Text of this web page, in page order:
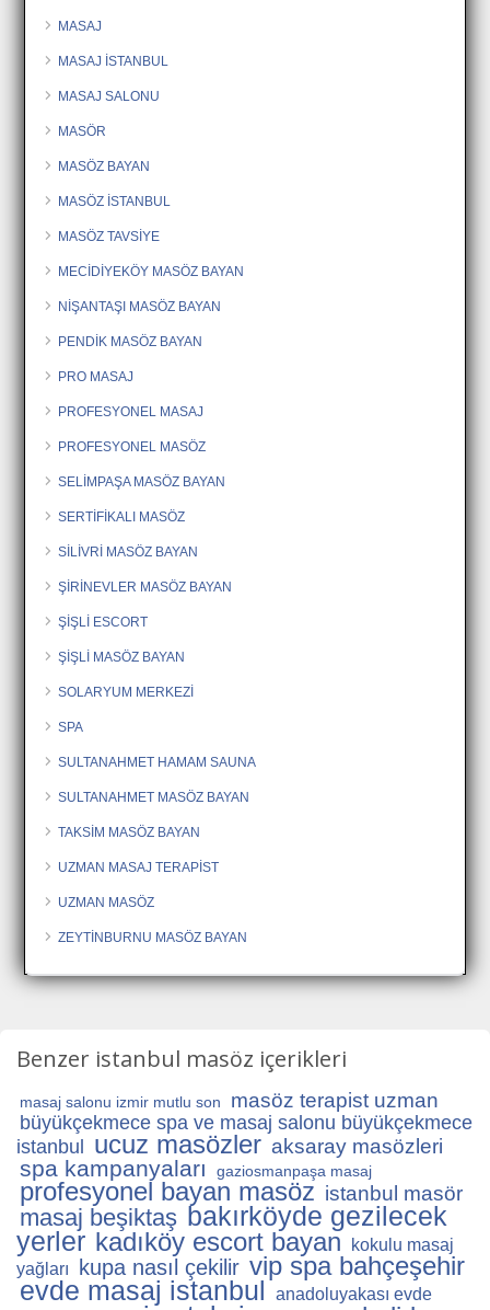
MASAJ
MASAJ İSTANBUL
MASAJ SALONU
MASÖR
MASÖZ BAYAN
MASÖZ İSTANBUL
MASÖZ TAVSİYE
MECİDİYEKÖY MASÖZ BAYAN
NİŞANTAŞI MASÖZ BAYAN
PENDİK MASÖZ BAYAN
PRO MASAJ
PROFESYONEL MASAJ
PROFESYONEL MASÖZ
SELİMPAŞA MASÖZ BAYAN
SERTİFİKALI MASÖZ
SİLİVRİ MASÖZ BAYAN
ŞİRİNEVLER MASÖZ BAYAN
ŞİŞLİ ESCORT
ŞİŞLİ MASÖZ BAYAN
SOLARYUM MERKEZİ
SPA
SULTANAHMET HAMAM SAUNA
SULTANAHMET MASÖZ BAYAN
TAKSİM MASÖZ BAYAN
UZMAN MASAJ TERAPİST
UZMAN MASÖZ
ZEYTİNBURNU MASÖZ BAYAN
Benzer istanbul masöz içerikleri
masaj salonu izmir mutlu son masöz terapist uzman
büyükçekmece spa ve masaj salonu büyükçekmece
istanbul ucuz masözler aksaray masözleri
spa kampanyaları gaziosmanpaşa masaj
profesyonel bayan masöz istanbul masör
masaj beşiktaş bakırköyde gezilecek
yerler kadıköy escort bayan
kokulu masaj
yağları
kupa nasıl çekilir vip spa bahçeşehir
evde masaj istanbul
anadoluyakası evde